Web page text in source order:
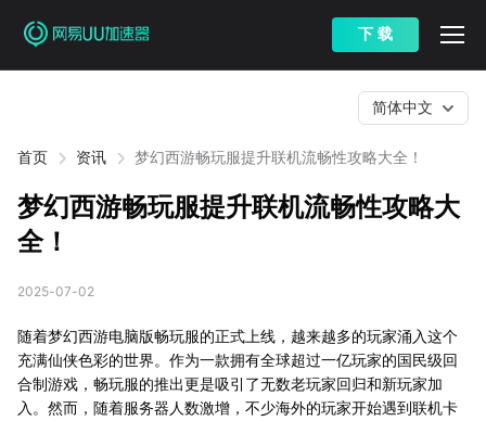
下 载
首页 资讯 梦幻西游畅玩服提升联机流畅性攻略大全！
简体中文
梦幻西游畅玩服提升联机流畅性攻略大
全！
2025-07-02
随着梦幻西游电脑版畅玩服的正式上线，越来越多的玩家涌入这个
充满仙侠色彩的世界。作为一款拥有全球超过一亿玩家的国民级回
合制游戏，畅玩服的推出更是吸引了无数老玩家回归和新玩家加
入。然而，随着服务器人数激增，不少海外的玩家开始遇到联机卡